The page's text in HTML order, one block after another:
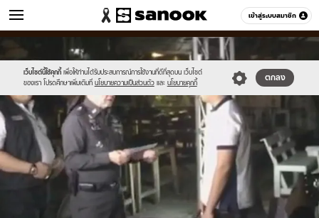
เข้าสู่ระบบสมาชิก
ข่าว หมวดอื่นๆ
เว็บไซต์นี้ใช้คุกกี้ เพื่อให้ท่านได้รับประสบการณ์การใช้งานที่ดีที่สุดบน เว็บไซต์
ของเรา โปรดศึกษาเพิ่มเติมที่ นโยบายความเป็นส่วนตัว และ นโยบายคุกกี้
ตกลง
//s.isanook.com/sr/0/images/logo-
new-
sanook.png
//s.isanook.com/ns/0/ud/363/1815478/626188-
01.jpg